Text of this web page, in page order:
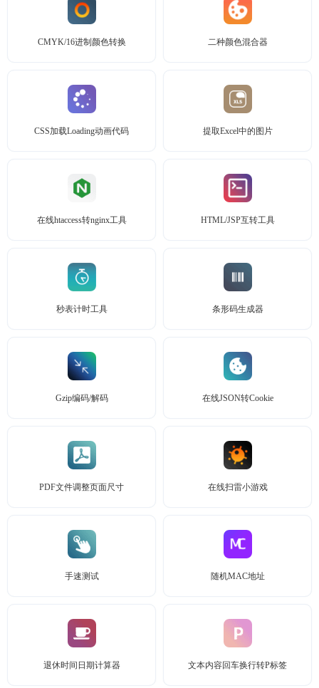
CMYK/16进制颜色转换 二种颜色混合器
CSS加载Loading动画代码 提取Excel中的图片
在线htaccess转nginx工具 HTML/JSP互转工具
秒表计时工具 条形码生成器
Gzip编码/解码 在线JSON转Cookie
PDF文件调整页面尺寸 在线扫雷小游戏
手速测试 随机MAC地址
退休时间日期计算器 文本内容回车换行转P标签